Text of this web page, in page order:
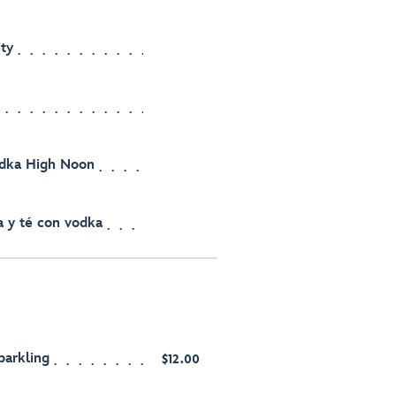
High Noon
y té con vodka
$12.00